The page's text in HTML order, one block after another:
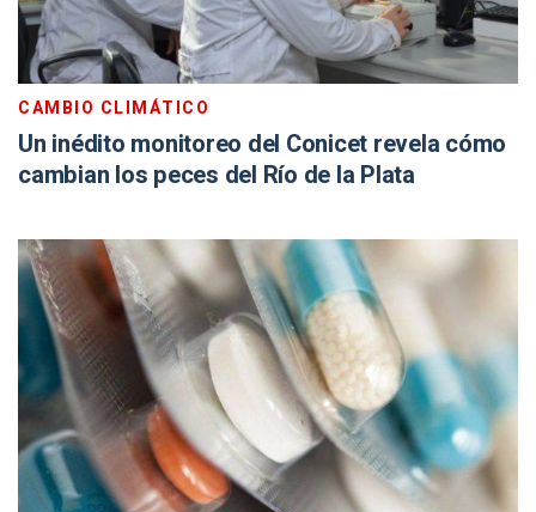
CAMBIO CLIMÁTICO
Un inédito monitoreo del Conicet revela cómo
cambian los peces del Río de la Plata